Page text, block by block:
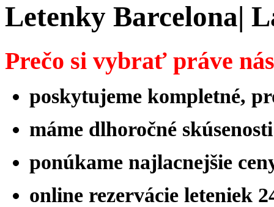
Letenky Barcelona|
Prečo si vybrať práve
poskytujeme kompletné,
máme dlhoročné
ponúkame najlacnejšie
online rezervácie leteniek